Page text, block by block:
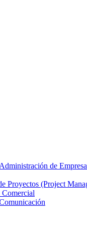
de
Proyectos (Project